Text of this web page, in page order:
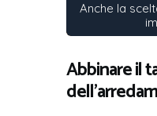
Anche la
Abbinare il